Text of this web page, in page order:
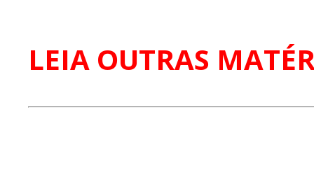
LEIA OUTRAS